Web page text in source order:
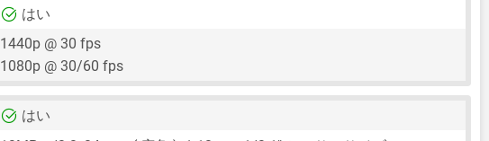
はい
1440p @ 30 fps
1080p @ 30/60 fps
はい